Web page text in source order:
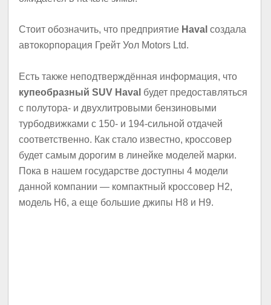
Стоит обозначить, что предприятие Haval создала
автокорпорация Грейт Уол Motors Ltd.
Есть также неподтверждённая информация, что
купеобразный SUV Haval будет предоставляться
с полутора- и двухлитровыми бензиновыми
турбодвижками с 150- и 194-сильной отдачей
соответственно. Как стало известно, кроссовер
будет самым дорогим в линейке моделей марки.
Пока в нашем государстве доступны 4 модели
данной компании — компактный кроссовер H2,
модель H6, а еще большие джипы H8 и H9.